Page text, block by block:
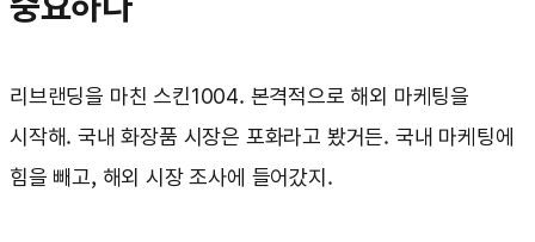
리브랜딩을 마친 스킨1004. 본격적으로 해외 마케팅을
시작해. 국내 화장품 시장은 포화라고 봤거든. 국내 마케팅에
힘을 빼고, 해외 시장 조사에 들어갔지.